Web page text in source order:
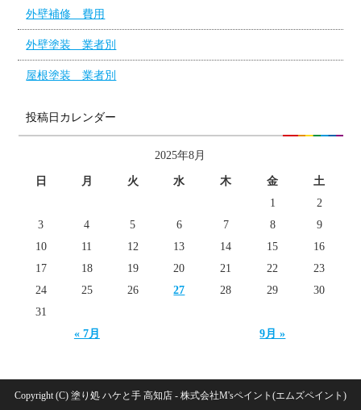
外壁補修 費用
外壁塗装 業者別
屋根塗装 業者別
投稿日カレンダー
2025年8月
日 月 火 水 木 金 土
« 7月 9月 »
1
2
3
4 5 6 7 8
9
10
11 12 13 14 15
16
17
18 19 20 21 22
23
24
25 26 27 28 29
30
31
Copyright (C) 塗り処 ハケと手 高知店 - 株式会社M'sペイント(エムズペイント)